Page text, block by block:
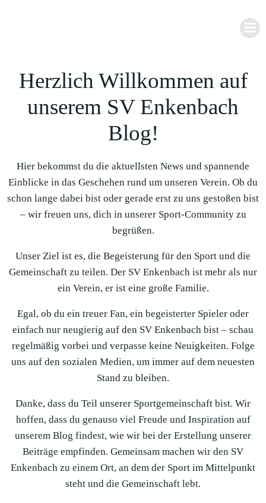
Herzlich Willkommen auf
unserem SV Enkenbach
Blog!
Hier bekommst du die aktuellsten News und spannende
Einblicke in das Geschehen rund um unseren Verein. Ob du
schon lange dabei bist oder gerade erst zu uns gestoßen bist
– wir freuen uns, dich in unserer Sport-Community zu
begrüßen.
Unser Ziel ist es, die Begeisterung für den Sport und die
Gemeinschaft zu teilen. Der SV Enkenbach ist mehr als nur
ein Verein, er ist eine große Familie.
Egal, ob du ein treuer Fan, ein begeisterter Spieler oder
einfach nur neugierig auf den SV Enkenbach bist – schau
regelmäßig vorbei und verpasse keine Neuigkeiten. Folge
uns auf den sozialen Medien, um immer auf dem neuesten
Stand zu bleiben.
Danke, dass du Teil unserer Sportgemeinschaft bist. Wir
hoffen, dass du genauso viel Freude und Inspiration auf
unserem Blog findest, wie wir bei der Erstellung unserer
Beiträge empfinden. Gemeinsam machen wir den SV
Enkenbach zu einem Ort, an dem der Sport im Mittelpunkt
steht und die Gemeinschaft lebt.